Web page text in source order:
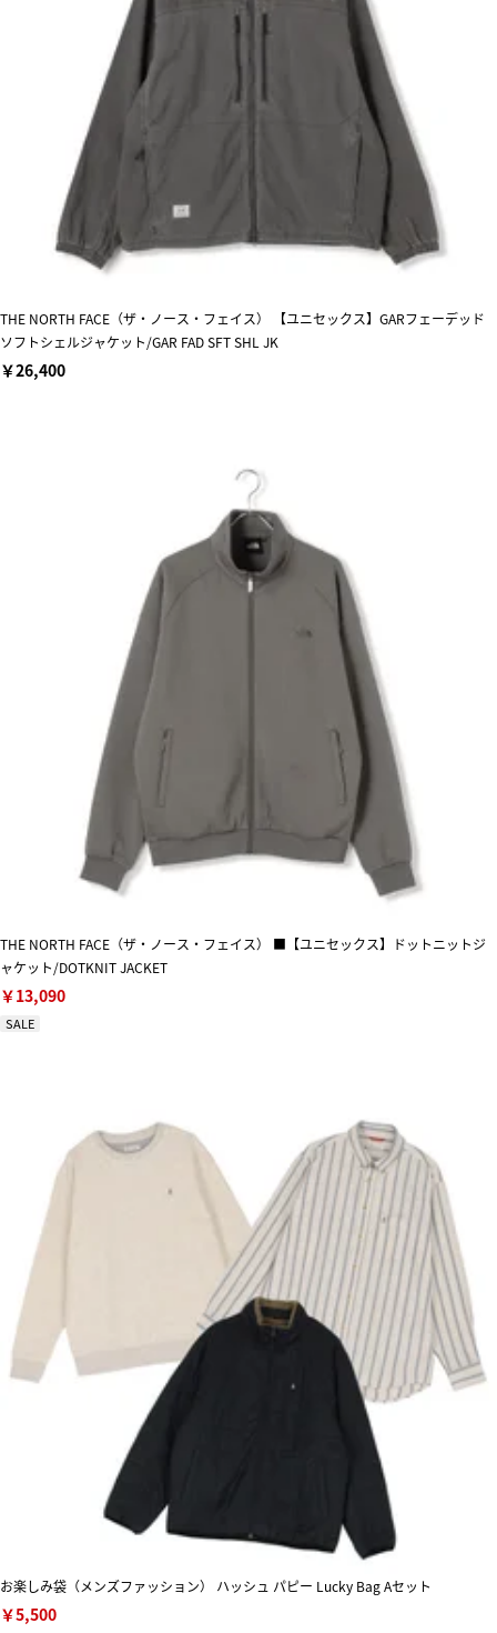
THE NORTH FACE（ザ・ノース・フェイス） 【ユニセックス】GARフェーデッド
ソフトシェルジャケット/GAR FAD SFT SHL JK
￥26,400
THE NORTH FACE（ザ・ノース・フェイス） ■【ユニセックス】ドットニットジ
ャケット/DOTKNIT JACKET
￥13,090
SALE
お楽しみ袋（メンズファッション） ハッシュ パピー Lucky Bag Aセット
￥5,500